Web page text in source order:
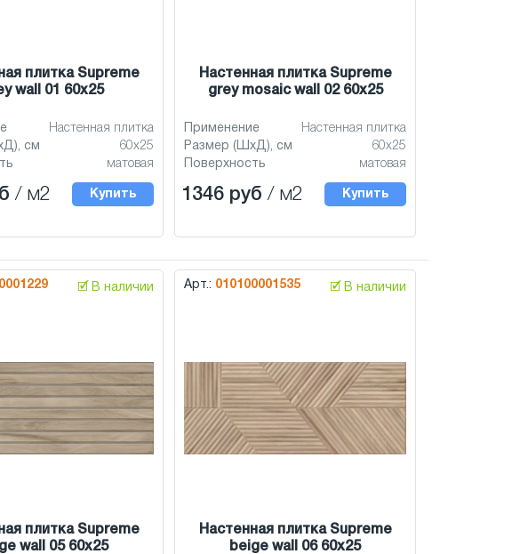
плитка Supreme
wall 01 60x25
Настенная плитка
см
60x25
матовая
/ м2 Купить
Настенная плитка Supreme
grey mosaic wall 02 60x25
Применение
Настенная плитка
Размер (ШхД), см
60x25
Поверхность
матовая
1346 руб / м2 Купить
🗹 В наличии
плитка Supreme
wall 05 60x25
Арт.: 010100001535 🗹 В наличии
Настенная плитка Supreme
beige wall 06 60x25